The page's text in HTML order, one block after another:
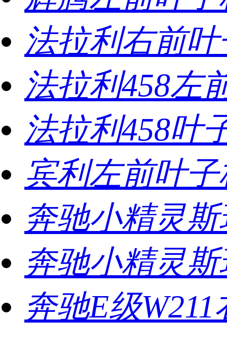
法拉利右前
法拉利458左
法拉利458叶
宾利左前叶子
奔驰小精灵
奔驰小精灵
奔驰E级